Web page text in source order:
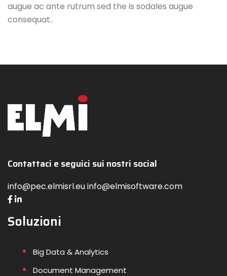
augue ac ante rutrum sed the is sodales augue
consequat..
Contattaci e seguici sui nostri social
info@pec.elmisrl.eu info@elmisoftware.com
Soluzioni
Big Data & Analytics
Document Management